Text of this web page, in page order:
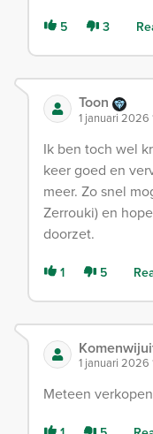
5 3
Toon
1 januari 2026
Ik ben toch wel
keer goed en
meer. Zo snel
Zerrouki) en
doorzet.
1 5
1 januari 2026
Meteen